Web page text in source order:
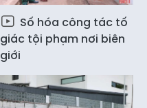
Số hóa công tác tố
giác tội phạm nơi biên
giới